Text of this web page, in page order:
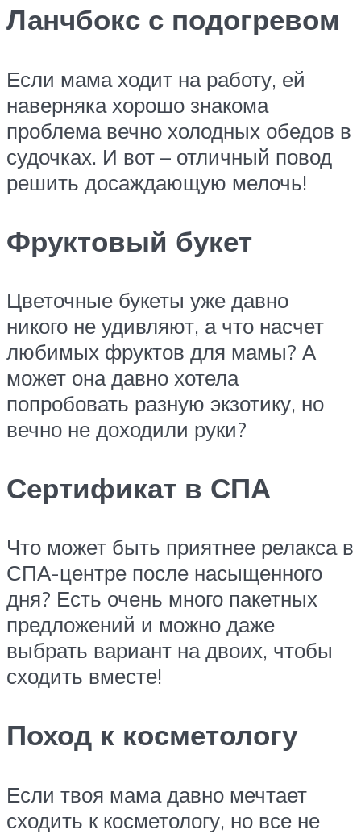
Ланчбокс с подогревом
Если мама ходит на работу, ей
наверняка хорошо знакома
проблема вечно холодных обедов в
судочках. И вот – отличный повод
решить досаждающую мелочь!
Фруктовый букет
Цветочные букеты уже давно
никого не удивляют, а что насчет
любимых фруктов для мамы? А
может она давно хотела
попробовать разную экзотику, но
вечно не доходили руки?
Сертификат в СПА
Что может быть приятнее релакса в
СПА-центре после насыщенного
дня? Есть очень много пакетных
предложений и можно даже
выбрать вариант на двоих, чтобы
сходить вместе!
Поход к косметологу
Если твоя мама давно мечтает
сходить к косметологу, но все не